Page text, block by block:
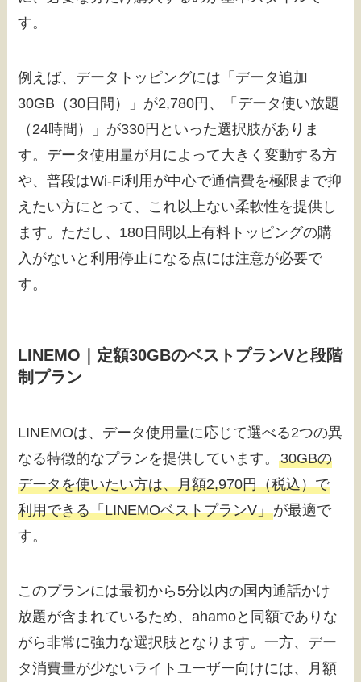
す。
例えば、データトッピングには「データ追加
30GB（30日間）」が2,780円、「データ使い放題
（24時間）」が330円といった選択肢がありま
す。データ使用量が月によって大きく変動する方
や、普段はWi-Fi利用が中心で通信費を極限まで抑
えたい方にとって、これ以上ない柔軟性を提供し
ます。ただし、180日間以上有料トッピングの購
入がないと利用停止になる点には注意が必要で
す。
LINEMO｜定額30GBのベストプランVと段階
制プラン
LINEMOは、データ使用量に応じて選べる2つの異
なる特徴的なプランを提供しています。30GBの
データを使いたい方は、月額2,970円（税込）で
利用できる「LINEMOベストプランV」が最適で
す。
このプランには最初から5分以内の国内通話かけ
放題が含まれているため、ahamoと同額でありな
がら非常に強力な選択肢となります。一方、デー
タ消費量が少ないライトユーザー向けには、月額